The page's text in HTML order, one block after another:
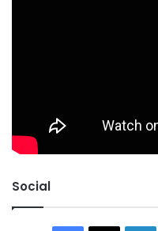
Social